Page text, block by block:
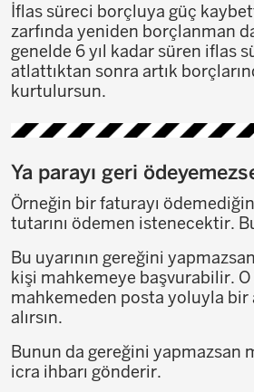
İflas süreci borçluya güç
zarfında yeniden borçlanman
genelde 6 yıl kadar süren iflas
atlattıktan sonra artık
kurtulursun.
Ya parayı geri
Örneğin bir faturayı
tutarını ödemen istenecektir.
Bu uyarının gereğini
kişi mahkemeye başvurabilir. O
mahkemeden posta yoluyla bir
alırsın.
Bunun da gereğini yapmazsan
icra ihbarı gönderir.